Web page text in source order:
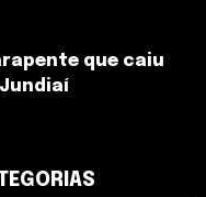
que caiu